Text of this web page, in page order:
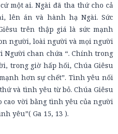
một ai. Ngài đã tha thứ cho cả
lên án và hành hạ Ngài. Sức
trên thập giá là sức mạnh
người, loài người và mọi người
Người chan chứa “. Chính trong
trong giờ hấp hối, Chúa Giêsu
hơn sự chết”. Tình yêu nối
và tình yêu từ bỏ. Chúa Giêsu
cao vời bằng tình yêu của người
yêu”( Ga 15, 13 ).